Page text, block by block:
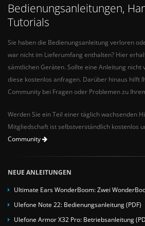
Bedienungsanleitungen,
Tutorials
Sie haben die Bedienungsanleitung verloren
war nicht im Lieferumfang enthalten? Hier
sämtlichen Geräten. Sollte eine Anleitung nicht
diese kostenlos anfragen. Darüber hinaus hilft
Community bei Fragen oder Problemen zu
Werden Sie ein Teil einer täglich wachsenden
Mitgliedschaft ist selbstverständlich kostenlos
Community
NEUE ANLEITUNGEN
Ultimate Ears WonderBoom: Zwei
Ulefone Note 22: Bedienungsanleitung (PDF)
Ulefone Armor X32 Pro: Betriebsanleitung